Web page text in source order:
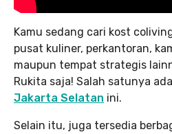
Kamu sedang cari kost
pusat kuliner, perkantoran,
maupun tempat strategis
Rukita saja! Salah satunya
Jakarta Selatan ini.
Selain itu, juga tersedia